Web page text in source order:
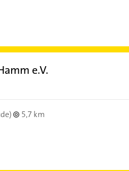
e.V.
5,7 km